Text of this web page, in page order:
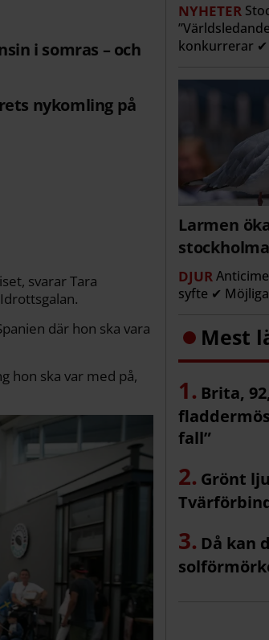
i somras – och
nykomling på
svarar Tara
där hon ska vara
hon ska var med på,
NYHETER
konkurrerar ✔
Larmen
DJUR
syfte ✔
Mest
Brita,
fall”
Grönt
Då kan